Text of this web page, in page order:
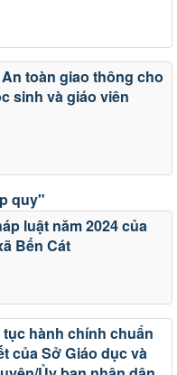
toàn giao thông cho
sinh và giáo viên
quy"
luật năm 2024 của
Bến Cát
hành chính chuẩn
của Sở Giáo dục và